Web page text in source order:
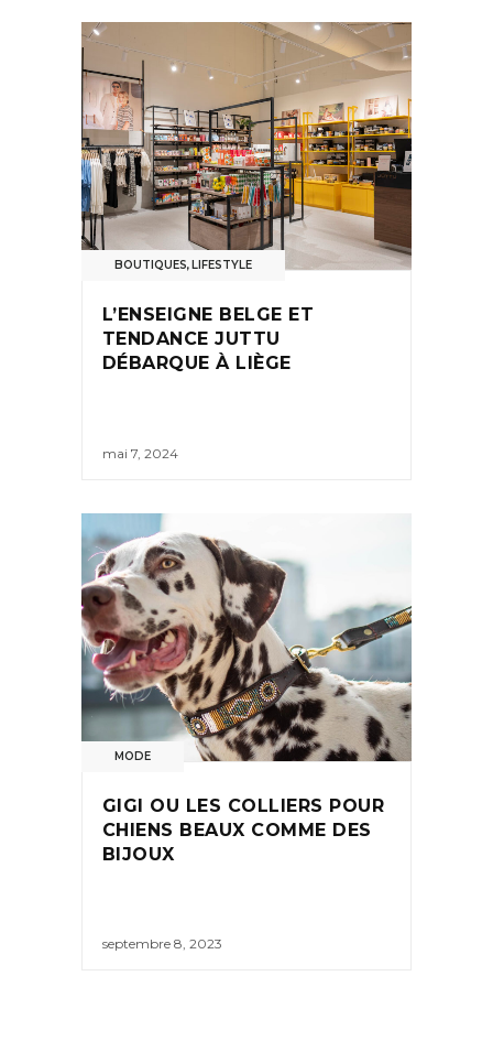
BOUTIQUES, LIFESTYLE
L’ENSEIGNE BELGE ET
TENDANCE JUTTU
DÉBARQUE À LIÈGE
mai 7, 2024
MODE
GIGI OU LES COLLIERS POUR
CHIENS BEAUX COMME DES
BIJOUX
septembre 8, 2023